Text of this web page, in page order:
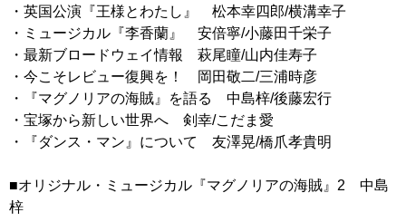
・英国公演『王様とわたし』 松本幸四郎/横溝幸子
・ミュージカル『李香蘭』 安倍寧/小藤田千栄子
・最新ブロードウェイ情報 萩尾瞳/山内佳寿子
・今こそレビュー復興を！ 岡田敬二/三浦時彦
・『マグノリアの海賊』を語る 中島梓/後藤宏行
・宝塚から新しい世界へ 剣幸/こだま愛
・『ダンス・マン』について 友澤晃/橋爪孝貴明
■オリジナル・ミュージカル『マグノリアの海賊』2 中島
梓